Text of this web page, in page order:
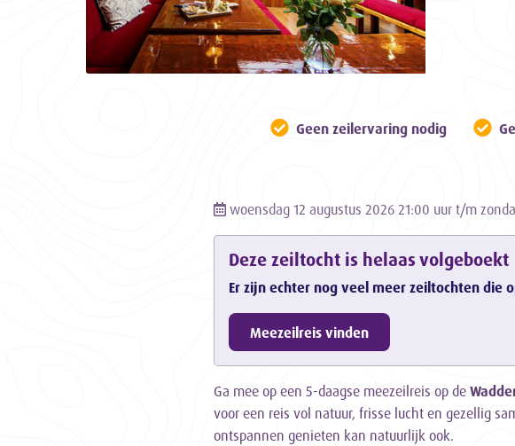
Geen zeilervaring nodig
woensdag 12 augustus 2026 21:00 uur t/m
Deze zeiltocht is helaas volgeboekt
Er zijn echter nog veel meer zeiltochten die
Meezeilreis vinden
Ga mee op een 5-daagse meezeilreis op de
voor een reis vol natuur, frisse lucht en gezellig
ontspannen genieten kan natuurlijk ook.